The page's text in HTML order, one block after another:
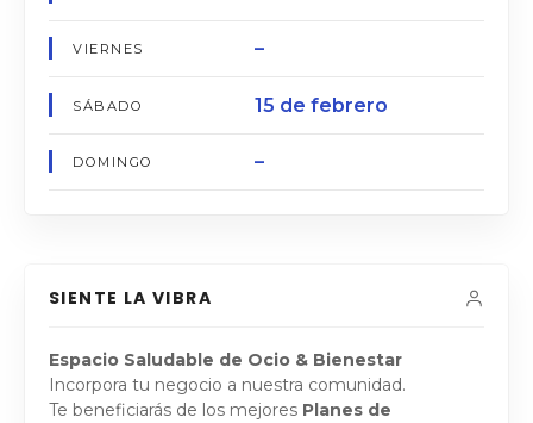
VIERNES –
SÁBADO 15 de febrero
DOMINGO –
SIENTE LA VIBRA
Espacio Saludable de Ocio & Bienestar
Incorpora tu negocio a nuestra comunidad.
Te beneficiarás de los mejores Planes de